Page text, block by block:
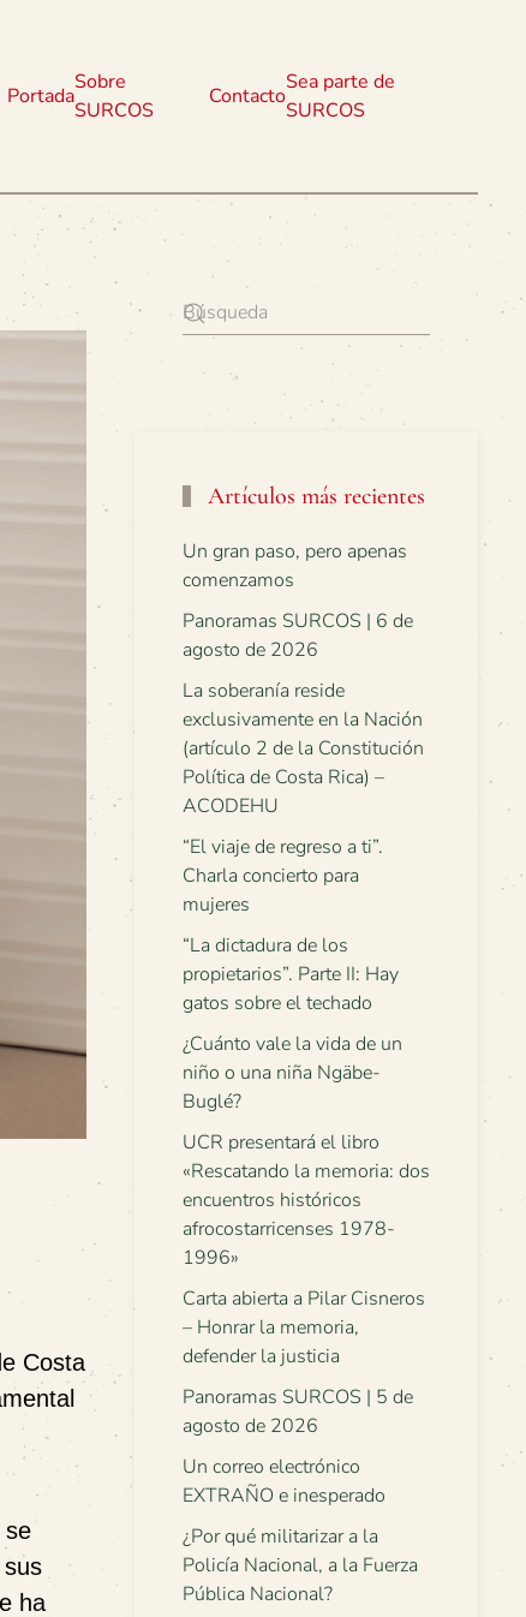
Portada
Sobre
SURCOS
Contacto
Sea parte de
SURCOS
Costa
se
ha
Artículos más recientes
Un gran paso, pero apenas
comenzamos
Panoramas SURCOS | 6 de
agosto de 2026
La soberanía reside
exclusivamente en la Nación
(artículo 2 de la Constitución
Política de Costa Rica) –
ACODEHU
“El viaje de regreso a ti”.
Charla concierto para
mujeres
“La dictadura de los
propietarios”. Parte II: Hay
gatos sobre el techado
¿Cuánto vale la vida de un
niño o una niña Ngäbe-
Buglé?
UCR presentará el libro
«Rescatando la memoria: dos
encuentros históricos
afrocostarricenses 1978-
1996»
Carta abierta a Pilar Cisneros
– Honrar la memoria,
defender la justicia
Panoramas SURCOS | 5 de
agosto de 2026
Un correo electrónico
EXTRAÑO e inesperado
¿Por qué militarizar a la
Policía Nacional, a la Fuerza
Pública Nacional?